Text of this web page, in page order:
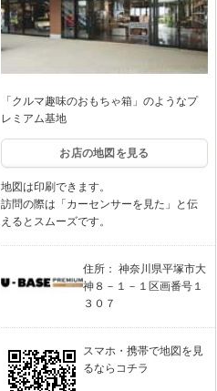
「クルマ趣味のおもちゃ箱」のようなプ
レミアム基地
お店の地図を見る
地図は印刷できます。
訪問の際は「カーセンサーを見た」と伝
えるとスムーズです。
住所： 神奈川県平塚市大
神８－１－１区画番号１
３０７
スマホ・携帯で地図を見
るならコチラ